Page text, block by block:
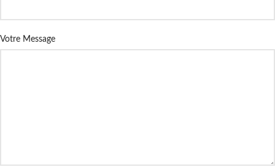
Votre Message